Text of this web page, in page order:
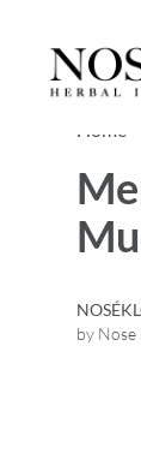
Home>
by